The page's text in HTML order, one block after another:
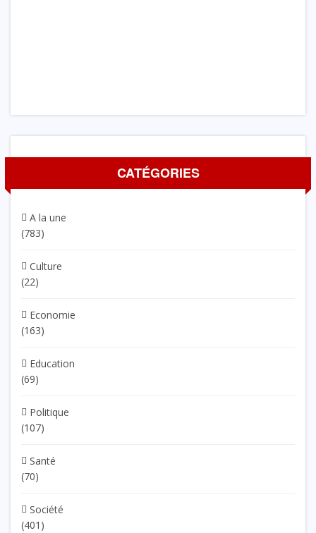
CATÉGORIES
A la une
(783)
Culture
(22)
Economie
(163)
Education
(69)
Politique
(107)
Santé
(70)
Société
(401)